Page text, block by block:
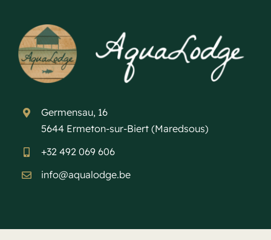
Germensau, 16
5644 Ermeton-sur-Biert (Maredsous)
+32 492 069 606
info@aqualodge.be